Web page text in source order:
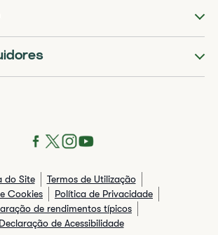
do Site
Termos de Utilização
Cookies
Política de Privacidade
de rendimentos típicos​
Declaração de Acessibilidade